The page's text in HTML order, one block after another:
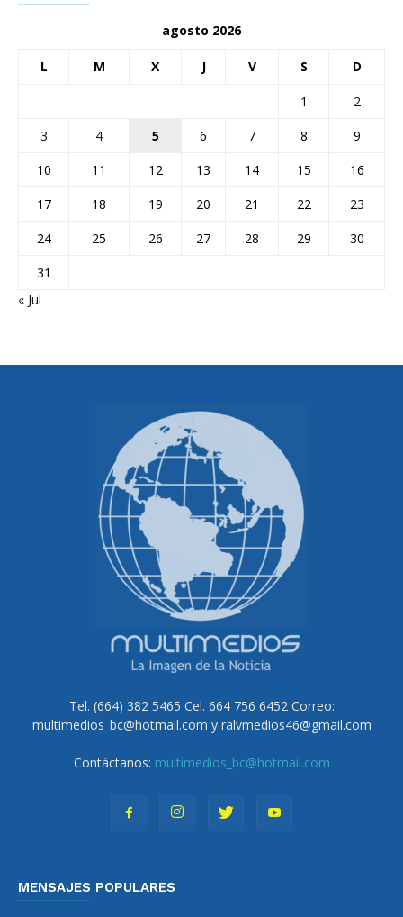
agosto 2026
L M X J V S D
1
2
3
4 5 6 7 8
9
10
11 12 13 14 15
16
17
18 19 20 21 22
23
24
25 26 27 28 29
30
31
« Jul
Tel. (664) 382 5465 Cel. 664 756 6452 Correo:
multimedios_bc@hotmail.com y ralvmedios46@gmail.com
Contáctanos: multimedios_bc@hotmail.com
MENSAJES POPULARES